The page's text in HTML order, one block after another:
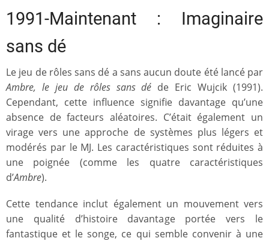
1991-Maintenant : Imaginaire
sans dé
Le jeu de rôles sans dé a sans aucun doute été lancé par
Ambre, le jeu de rôles sans dé de Eric Wujcik (1991).
Cependant, cette influence signifie davantage qu’une
absence de facteurs aléatoires. C’était également un
virage vers une approche de systèmes plus légers et
modérés par le MJ. Les caractéristiques sont réduites à
une poignée (comme les quatre caractéristiques
d’Ambre).
Cette tendance inclut également un mouvement vers
une qualité d’histoire davantage portée vers le
fantastique et le songe, ce qui semble convenir à une